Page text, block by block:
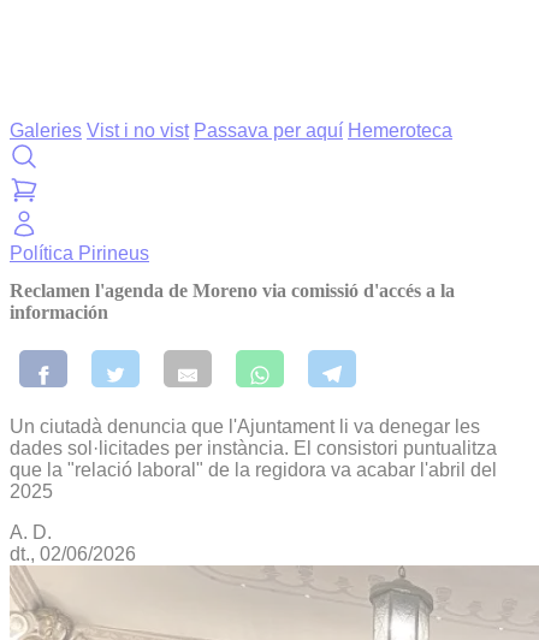
Galeries Vist i no vist Passava per aquí Hemeroteca
Política Pirineus
Reclamen l'agenda de Moreno via comissió d'accés a la
información
Un ciutadà denuncia que l'Ajuntament li va denegar les
dades sol·licitades per instància. El consistori puntualitza
que la "relació laboral" de la regidora va acabar l'abril del
2025
A. D.
dt., 02/06/2026